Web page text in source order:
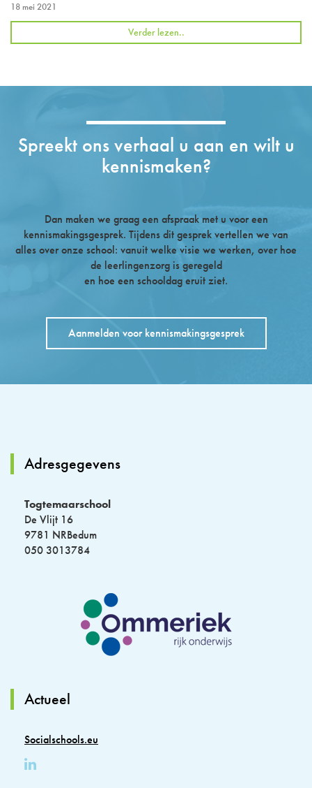
18 mei 2021
Verder lezen..
Spreekt ons verhaal u aan en wilt u
kennismaken?
Dan maken we graag een afspraak met u voor een
kennismakingsgesprek. Tijdens dit gesprek vertellen we van
alles over onze school: vanuit welke visie we werken, over hoe
de leerlingenzorg is geregeld
en hoe een schooldag eruit ziet.
Aanmelden voor kennismakingsgesprek
Adresgegevens
Togtemaarschool
De Vlijt 16
9781 NRBedum
050 3013784
Actueel
Socialschools.eu